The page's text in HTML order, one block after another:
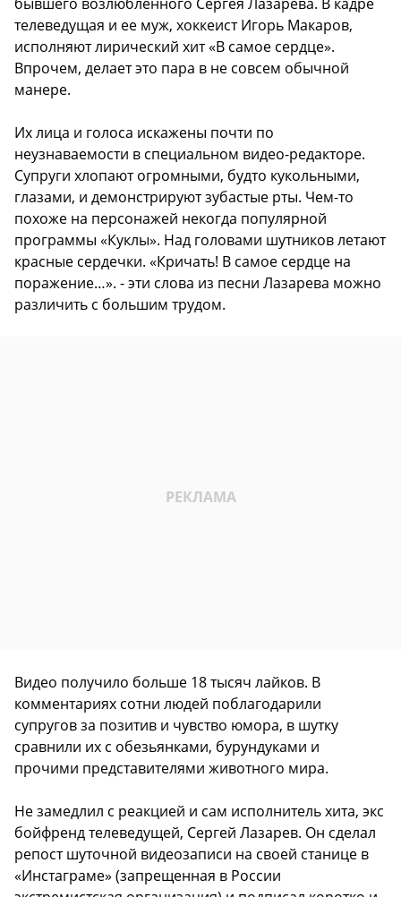
телеведущая и ее муж, хоккеист Игорь Макаров,
исполняют лирический хит «В самое сердце».
Впрочем, делает это пара в не совсем обычной
манере.
Их лица и голоса искажены почти по
неузнаваемости в специальном видео-редакторе.
Супруги хлопают огромными, будто кукольными,
глазами, и демонстрируют зубастые рты. Чем-то
похоже на персонажей некогда популярной
программы «Куклы». Над головами шутников летают
красные сердечки. «Кричать! В самое сердце на
поражение…». - эти слова из песни Лазарева можно
различить с большим трудом.
Видео получило больше 18 тысяч лайков. В
комментариях сотни людей поблагодарили
супругов за позитив и чувство юмора, в шутку
сравнили их с обезьянками, бурундуками и
прочими представителями животного мира.
Не замедлил с реакцией и сам исполнитель хита, экс
бойфренд телеведущей, Сергей Лазарев. Он сделал
репост шуточной видеозаписи на своей станице в
«Инстаграме» (запрещенная в России